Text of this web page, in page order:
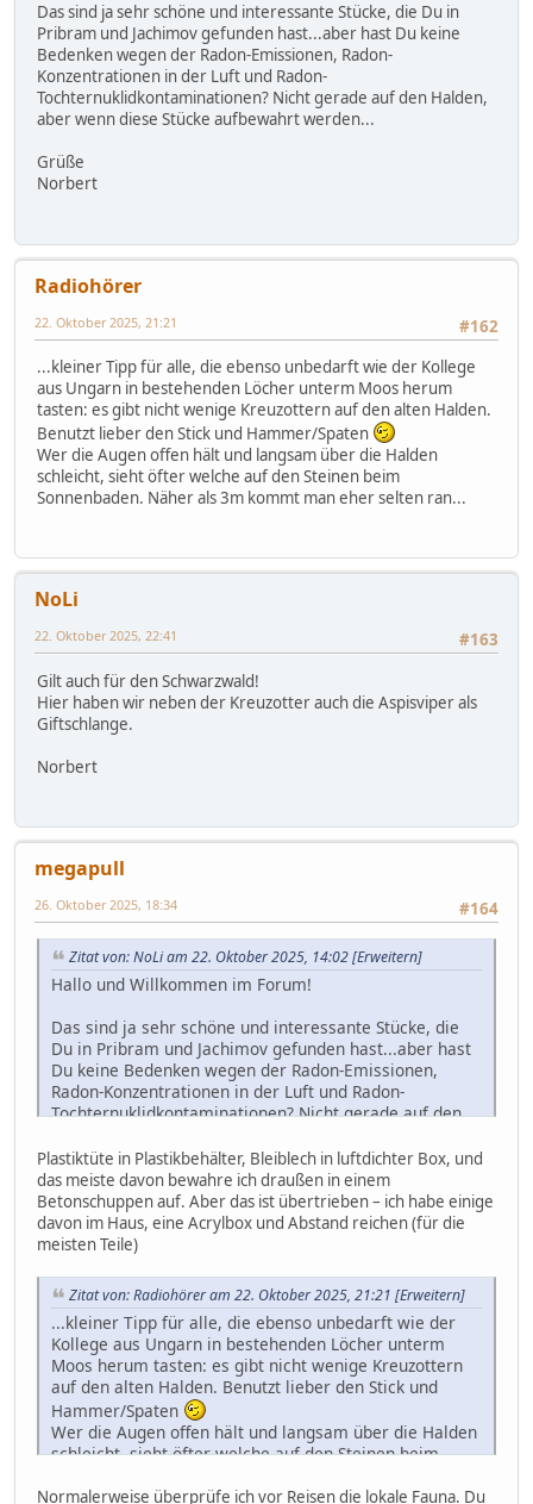
Das sind ja sehr schöne und interessante Stücke, die Du in
Pribram und Jachimov gefunden hast...aber hast Du keine
Bedenken wegen der Radon-Emissionen, Radon-
Konzentrationen in der Luft und Radon-
Tochternuklidkontaminationen? Nicht gerade auf den Halden,
aber wenn diese Stücke aufbewahrt werden...
Grüße
Norbert
Radiohörer
#162
22. Oktober 2025, 21:21
...kleiner Tipp für alle, die ebenso unbedarft wie der Kollege
aus Ungarn in bestehenden Löcher unterm Moos herum
tasten: es gibt nicht wenige Kreuzottern auf den alten Halden.
Benutzt lieber den Stick und Hammer/Spaten
Wer die Augen offen hält und langsam über die Halden
schleicht, sieht öfter welche auf den Steinen beim
Sonnenbaden. Näher als 3m kommt man eher selten ran...
NoLi
#163
22. Oktober 2025, 22:41
Gilt auch für den Schwarzwald!
Hier haben wir neben der Kreuzotter auch die Aspisviper als
Giftschlange.
Norbert
megapull
#164
26. Oktober 2025, 18:34
Zitat von: NoLi am 22. Oktober 2025, 14:02[Erweitern]
Hallo und Willkommen im Forum!
Das sind ja sehr schöne und interessante Stücke, die
Du in Pribram und Jachimov gefunden hast...aber hast
Du keine Bedenken wegen der Radon-Emissionen,
Radon-Konzentrationen in der Luft und Radon-
Tochternuklidkontaminationen? Nicht gerade auf den
Grüße
Norbert
Plastiktüte in Plastikbehälter, Bleiblech in luftdichter Box, und
das meiste davon bewahre ich draußen in einem
Betonschuppen auf. Aber das ist übertrieben – ich habe einige
davon im Haus, eine Acrylbox und Abstand reichen (für die
meisten Teile)
Zitat von: Radiohörer am 22. Oktober 2025, 21:21 [Erweitern]
...kleiner Tipp für alle, die ebenso unbedarft wie der
Kollege aus Ungarn in bestehenden Löcher unterm
Moos herum tasten: es gibt nicht wenige Kreuzottern
auf den alten Halden. Benutzt lieber den Stick und
Hammer/Spaten
Wer die Augen offen hält und langsam über die Halden
schleicht, sieht öfter welche auf den Steinen beim
ran...
Normalerweise überprüfe ich vor Reisen die lokale Fauna. Du